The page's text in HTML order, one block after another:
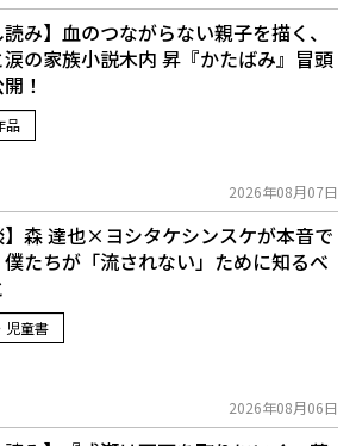
読み】血のつながらない親子を描く、
の家族小説――木内 昇『かたばみ』冒頭
！
品
2026年08月07日
】森 達也×ヨシタケシンスケが本音で
たちが「流されない」ために知るべ
児童書
2026年08月06日